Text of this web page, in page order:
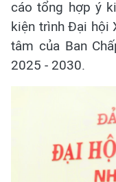
cáo tổng hợp ý
kiện trình Đại hội
tâm của Ban
2025 - 2030.